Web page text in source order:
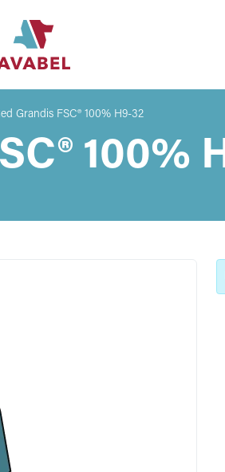
Grandis FSC® 100% H9-32
100%